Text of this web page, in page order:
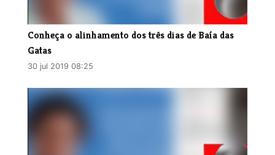
Conheça o alinhamento dos três dias de Baía das
Gatas
30 jul 2019 08:25